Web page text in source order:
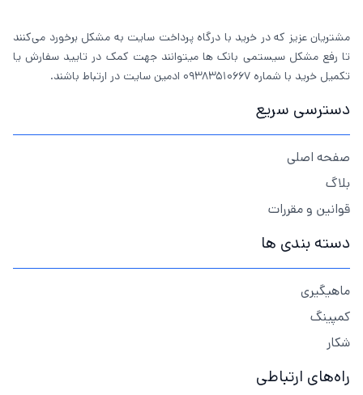
مشتریان عزیز که در خرید با درگاه پرداخت سایت به مشکل برخورد می‌کنند
تا رفع مشکل سیستمی بانک ها میتوانند جهت کمک در تایید سفارش یا
تکمیل خرید با شماره 09383510667 ادمین سایت در ارتباط باشند.
دسترسی سریع
صفحه اصلی
بلاگ
قوانین و مقررات
دسته بندی ها
ماهیگیری
کمپینگ
شکار
راه‌های ارتباطی